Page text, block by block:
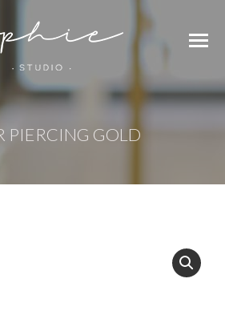
PIERCING GOLD